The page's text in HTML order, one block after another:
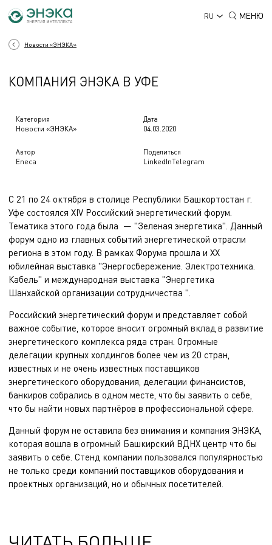
RU МЕНЮ
Новости «ЭНЭКА»
КОМПАНИЯ ЭНЭКА В УФЕ
Категория
Новости «ЭНЭКА»
Дата
04.03.2020
Автор
Eneca
Поделиться
LinkedInTelegram
С 21 по 24 октября в столице Республики Башкортостан г.
Уфе состоялся XIV Российский энергетический форум.
Тематика этого года была — "Зеленая энергетика". Данный
форум одно из главных событий энергетической отрасли
региона в этом году. В рамках Форума прошла и XX
юбилейная выставка "Энергосбережение. Электротехника.
Кабель" и международная выставка "Энергетика
Шанхайской организации сотрудничества ".
Российский энергетический форум и представляет собой
важное событие, которое вносит огромный вклад в развитие
энергетического комплекса ряда стран. Огромные
делегации крупных холдингов более чем из 20 стран,
известных и не очень известных поставщиков
энергетического оборудования, делегации финансистов,
банкиров собрались в одном месте, что бы заявить о себе,
что бы найти новых партнёров в профессиональной сфере.
Данный форум не оставила без внимания и компания ЭНЭКА,
которая вошла в огромный Башкирский ВДНХ центр что бы
заявить о себе. Стенд компании пользовался популярностью
не только среди компаний поставщиков оборудования и
проектных организаций, но и обычных посетителей.